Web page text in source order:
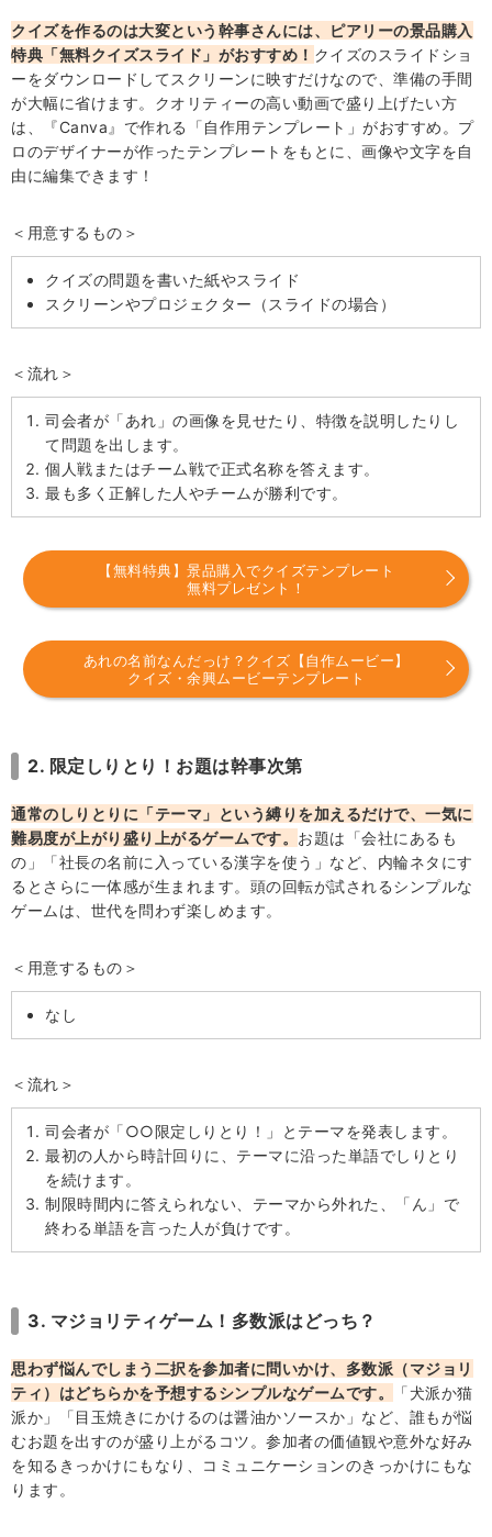
・バルミューダ BALMUDA The Toaster ブラック 選べ
る景品10点グルメセット
・「叙々苑お食事券（1万円分）」が目玉の人気景品6点
セットB
・生ビール アサヒ スーパードライ 350ml 24本
【Q&A】忘年会のゲームに関するよくある疑問
・Q. 忘年会で座ってできるゲームは何がありますか？
・Q. 忘年会でおすすめのビンゴ以外のゲームは？
・Q. デイサービスにおすすめの忘年会ゲームはなんです
入念な準備で参加者全員が楽しめる忘年会にしよう
クイズを作るのは大変という幹事さんには、ピアリーの景品購入
特典「無料クイズスライド」がおすすめ！ クイズのスライドショ
ーをダウンロードしてスクリーンに映すだけなので、準備の手間
が大幅に省けます。クオリティーの高い動画で盛り上げたい方
は、『Canva』で作れる「自作用テンプレート」がおすすめ。プ
ロのデザイナーが作ったテンプレートをもとに、画像や文字を自
由に編集できます！
＜用意するもの＞
クイズの問題を書いた紙やスライド
スクリーンやプロジェクター（スライドの場合）
＜流れ＞
司会者が「あれ」の画像を見せたり、特徴を説明したりし
て問題を出します。
個人戦またはチーム戦で正式名称を答えます。
最も多く正解した人やチームが勝利です。
【無料特典】景品購入でクイズテンプレート
無料プレゼント！
あれの名前なんだっけ？クイズ【自作ムービー】
クイズ・余興ムービーテンプレート
2. 限定しりとり！お題は幹事次第
通常のしりとりに「テーマ」という縛りを加えるだけで、一気に
難易度が上がり盛り上がるゲームです。 お題は「会社にあるも
の」「社長の名前に入っている漢字を使う」など、内輪ネタにす
るとさらに一体感が生まれます。頭の回転が試されるシンプルな
ゲームは、世代を問わず楽しめます。
＜用意するもの＞
なし
＜流れ＞
司会者が「○○限定しりとり！」とテーマを発表します。
最初の人から時計回りに、テーマに沿った単語でしりとり
を続けます。
制限時間内に答えられない、テーマから外れた、「ん」で
終わる単語を言った人が負けです。
3. マジョリティゲーム！多数派はどっち？
思わず悩んでしまう二択を参加者に問いかけ、多数派（マジョリ
ティ）はどちらかを予想するシンプルなゲームです。
「犬派か猫
派か」「目玉焼きにかけるのは醤油かソースか」など、誰もが悩
むお題を出すのが盛り上がるコツ。参加者の価値観や意外な好み
を知るきっかけにもなり、コミュニケーションのきっかけにもな
ります。